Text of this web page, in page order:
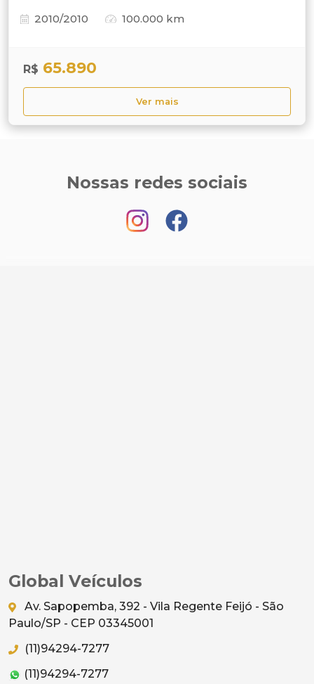
2010/2010
100.000 km
R$ 65.890
Ver mais
Nossas redes sociais
Global Veículos
Av. Sapopemba, 392 - Vila Regente Feijó - São
Paulo/SP - CEP 03345001
(11)94294-7277
(11)94294-7277